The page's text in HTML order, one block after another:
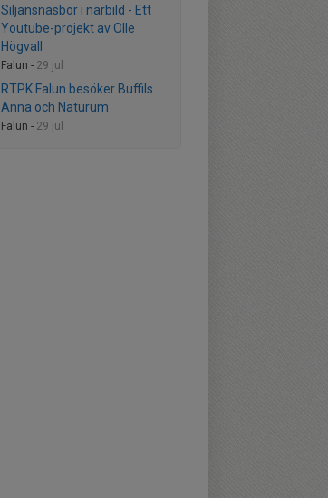
Siljansnäsbor i närbild - Ett
Youtube-projekt av Olle
Högvall
Falun - 29 jul
RTPK Falun besöker Buffils
Anna och Naturum
Falun - 29 jul